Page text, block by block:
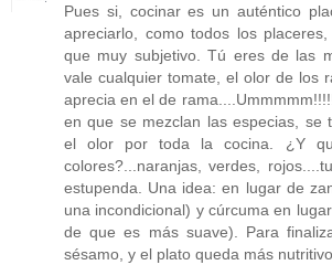
Pues si, cocinar es un auténtico
apreciarlo, como todos los
que muy subjetivo. Tú eres de las
vale cualquier tomate, el olor de los
aprecia en el de
en que se mezclan las especias, se
el olor por toda la cocina. ¿Y
colores?...naranjas, verdes,
estupenda. Una idea: en lugar de
una incondicional) y cúrcuma en
de que es más suave). Para
sésamo, y el plato queda más